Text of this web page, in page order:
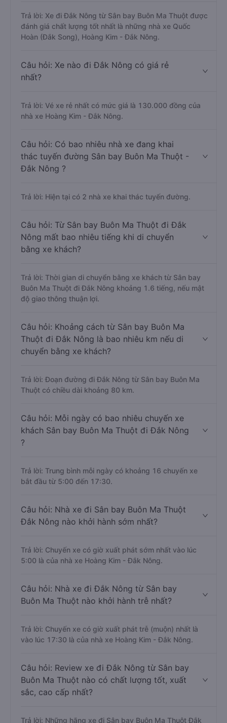
Trả lời: Xe đi Đắk Nông từ Sân bay Buôn Ma Thuột được
đánh giá chất lượng tốt nhất là những nhà xe Quốc
Hoàn (Đắk Song), Hoàng Kim - Đắk Nông.
Câu hỏi: Xe nào đi Đắk Nông có giá rẻ
nhất?
Trả lời: Vé xe rẻ nhất có mức giá là 130.000 đồng của
nhà xe Hoàng Kim - Đắk Nông.
Câu hỏi: Có bao nhiêu nhà xe đang khai
thác tuyến đường Sân bay Buôn Ma Thuột -
Đắk Nông ?
Trả lời: Hiện tại có 2 nhà xe khai thác tuyến đường.
Câu hỏi: Từ Sân bay Buôn Ma Thuột đi Đắk
Nông mất bao nhiêu tiếng khi di chuyển
bằng xe khách?
Trả lời: Thời gian di chuyển bằng xe khách từ Sân bay
Buôn Ma Thuột đi Đắk Nông khoảng 1.6 tiếng, nếu mật
độ giao thông thuận lợi.
Câu hỏi: Khoảng cách từ Sân bay Buôn Ma
Thuột đi Đắk Nông là bao nhiêu km nếu di
chuyển bằng xe khách?
Trả lời: Đoạn đường đi Đắk Nông từ Sân bay Buôn Ma
Thuột có chiều dài khoảng 80 km.
Câu hỏi: Mỗi ngày có bao nhiêu chuyến xe
khách Sân bay Buôn Ma Thuột đi Đắk Nông
?
Trả lời: Trung bình mỗi ngày có khoảng 16 chuyến xe
bắt đầu từ 5:00 đến 17:30.
Câu hỏi: Nhà xe đi Sân bay Buôn Ma Thuột
Đắk Nông nào khởi hành sớm nhất?
Trả lời: Chuyến xe có giờ xuất phát sớm nhất vào lúc
5:00 là của nhà xe Hoàng Kim - Đắk Nông.
Câu hỏi: Nhà xe đi Đắk Nông từ Sân bay
Buôn Ma Thuột nào khởi hành trễ nhất?
Trả lời: Chuyến xe có giờ xuất phát trễ (muộn) nhất là
vào lúc 17:30 là của nhà xe Hoàng Kim - Đắk Nông.
Câu hỏi: Review xe đi Đắk Nông từ Sân bay
Buôn Ma Thuột nào có chất lượng tốt, xuất
sắc, cao cấp nhất?
Trả lời: Những hãng xe đi Sân bay Buôn Ma Thuột Đắk